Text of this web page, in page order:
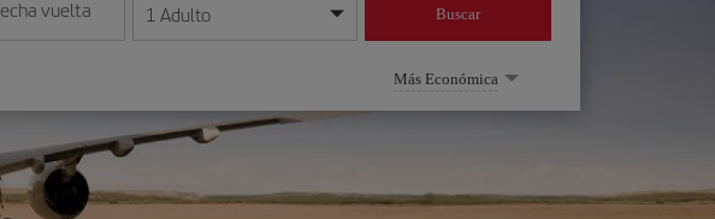
día/mes/año
vuelta
la fecha en formato día/mes/año
1 Adulto Buscar
Más Económica